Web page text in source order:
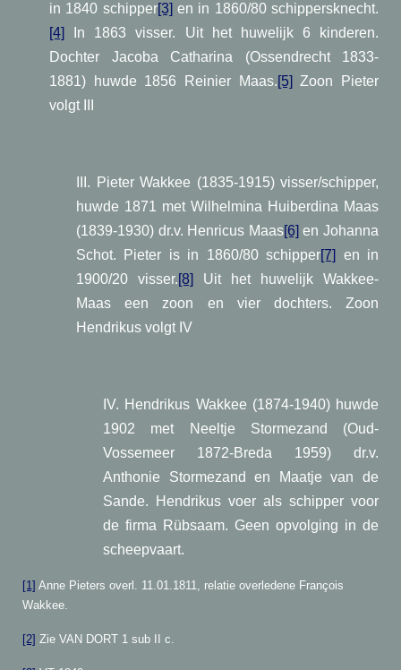
in 1840 schipper[3] en in 1860/80 schippersknecht.
[4]
In 1863 visser. Uit het huwelijk 6 kinderen.
Dochter Jacoba Catharina (Ossendrecht 1833-
1881) huwde 1856 Reinier Maas.[5] Zoon Pieter
volgt III
III. Pieter Wakkee (1835-1915) visser/schipper,
huwde 1871 met Wilhelmina Huiberdina Maas
(1839-1930) dr.v. Henricus Maas[6] en Johanna
Schot. Pieter is in 1860/80 schipper[7]
en in
1900/20 visser.[8]
Uit het huwelijk Wakkee-
Maas een zoon en vier dochters. Zoon
Hendrikus volgt IV
IV. Hendrikus Wakkee (1874-1940) huwde
1902 met Neeltje Stormezand (Oud-
Vossemeer 1872-Breda 1959) dr.v.
Anthonie Stormezand en Maatje van de
Sande. Hendrikus voer als schipper voor
de firma Rübsaam. Geen opvolging in de
scheepvaart.
[1] Anne Pieters overl. 11.01.1811, relatie overledene François
Wakkee.
[2] Zie VAN DORT 1 sub II c.